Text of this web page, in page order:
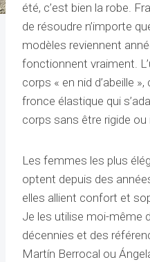
été, c’est bien la robe.
de résoudre n’importe
modèles reviennent
fonctionnent vraiment.
corps « en nid d’abeille
fronce élastique qui
corps sans être rigide
Les femmes les plus
optent depuis des
elles allient confort et
Je les utilise moi-même
décennies et des
Martín Berrocal ou